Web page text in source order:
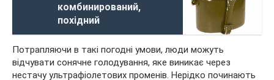
комбинирований,
похідний
Потрапляючи в такі погодні умови, люди можуть
відчувати сонячне голодування, яке виникає через
нестачу ультрафіолетових променів. Нерідко починають